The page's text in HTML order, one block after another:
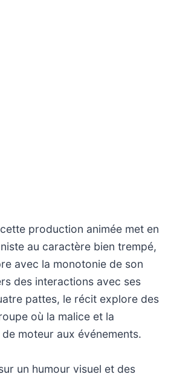
production animée met en
au caractère bien trempé,
avec la monotonie de son
des interactions avec ses
pattes, le récit explore des
où la malice et la
moteur aux événements.
un humour visuel et des